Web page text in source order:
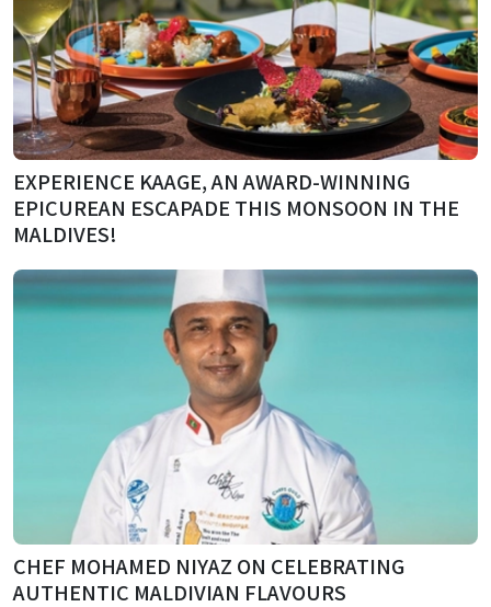
EXPERIENCE KAAGE, AN AWARD-WINNING
EPICUREAN ESCAPADE THIS MONSOON IN THE
MALDIVES!
CHEF MOHAMED NIYAZ ON CELEBRATING
AUTHENTIC MALDIVIAN FLAVOURS